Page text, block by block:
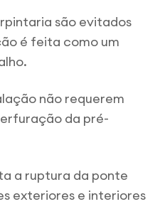
são evitados
é feita como um
não requerem
da pré-
a ruptura da ponte
exteriores e interiores